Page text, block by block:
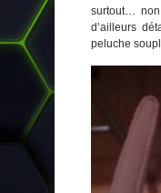
surtout…
d’ailleurs
peluche